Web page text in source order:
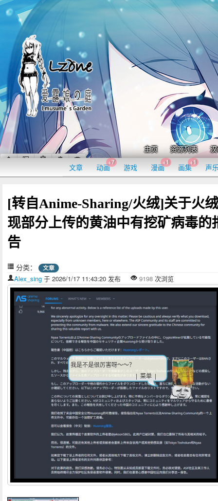
主页 资源列表
文章 动画
+7
游戏 漫画
+1
画集
+1
声
[转自Anime-Sharing/火绒]关于火
现部分上传的黄油中有挖矿病毒的
告
分类： 文章
Alex_sing 于 2026/1/17 11:43:20 发布 9198 次浏览
我是不是很厉害呀～～？
| 菜单 |